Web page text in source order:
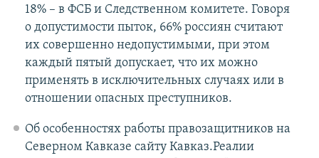
18% – в ФСБ и Следственном комитете. Говоря
о допустимости пыток, 66% россиян считают
их совершенно недопустимыми, при этом
каждый пятый допускает, что их можно
применять в исключительных случаях или в
отношении опасных преступников.
Об особенностях работы правозащитников на
Северном Кавказе сайту Кавказ.Реалии